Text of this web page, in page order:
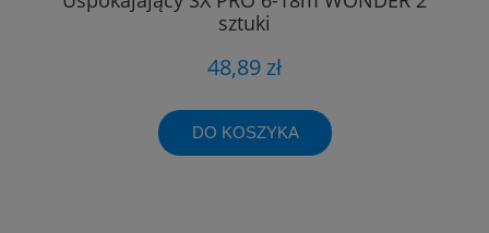
sztuki
48,89 zł
DO KOSZYKA